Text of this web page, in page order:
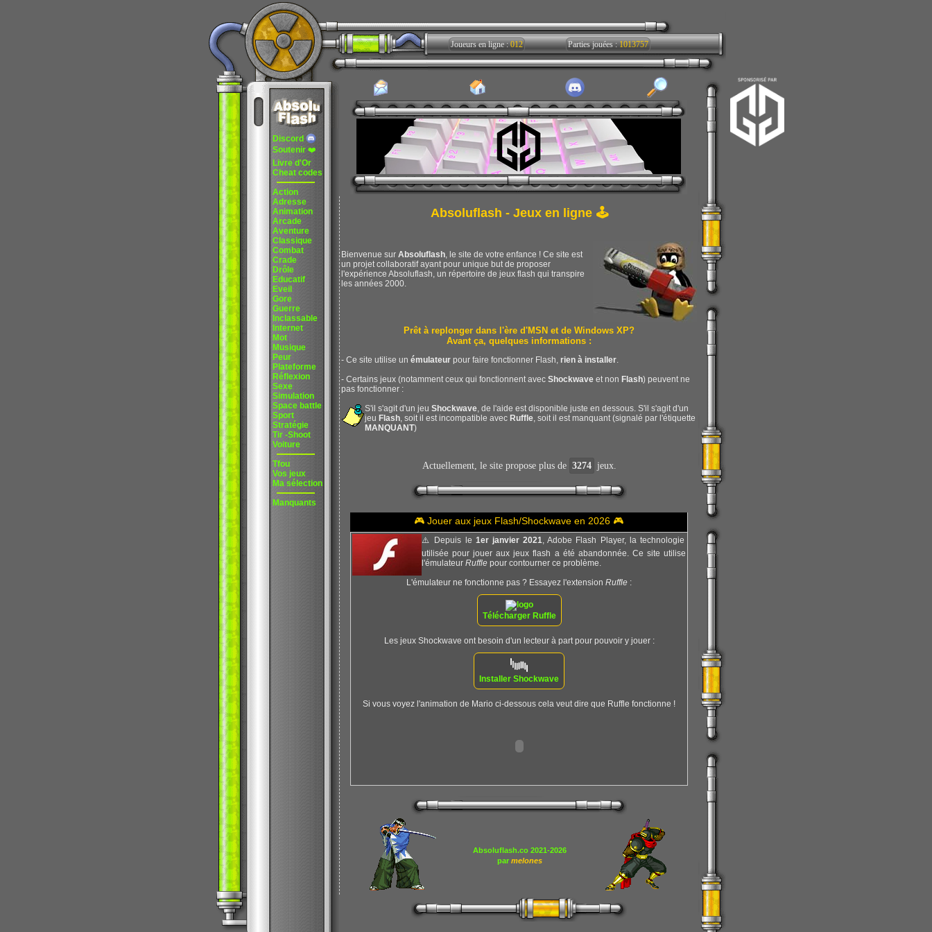
Discord
Soutenir ❤️
Livre d'Or
Cheat codes
Action
Adresse
Animation
Arcade
Aventure
Classique
Combat
Crade
Drôle
Educatif
Eveil
Gore
Guerre
Inclassable
Internet
Mot
Musique
Peur
Plateforme
Réflexion
Sexe
Simulation
Space battle
Sport
Stratégie
Tir -Shoot
Voiture
Tfou
Vos jeux
Ma sélection
Manquants
Joueurs en ligne :012 Parties jouées :1013757
Absoluflash - Jeux en ligne 🕹️
Bienvenue sur Absoluflash , le site de votre enfance ! Ce site est
un projet collaboratif ayant pour unique but de proposer
l'expérience Absoluflash, un répertoire de jeux flash qui transpire
les années 2000.
Prêt à replonger dans l'ère d'MSN et de Windows XP?
Avant ça, quelques informations :
- Ce site utilise un émulateur pour faire fonctionner Flash, rien à installer
- Certains jeux (notamment ceux qui fonctionnent avec Shockwave et non Flash) peuvent ne
pas fonctionner :
S'il s'agit d'un jeu Shockwave , de l'aide est disponible juste en dessous. S'il s'agit d'un
jeu Flash , soit il est incompatible avec Ruffle , soit il est manquant (signalé par l'étiquette
MANQUANT)
Actuellement, le site propose plus de 3274 jeux.
🎮 Jouer aux jeux Flash/Shockwave en 2026 🎮
⚠️ Depuis le 1er janvier 2021 , Adobe Flash Player, la technologie
utilisée pour jouer aux jeux flash a été abandonnée. Ce site utilise
l'émulateur Ruffle pour contourner ce problème.
L'émulateur ne fonctionne pas ? Essayez l'extension Ruffle :
Télécharger Ruffle
Les jeux Shockwave ont besoin d'un lecteur à part pour pouvoir y jouer :
Installer Shockwave
Si vous voyez l'animation de Mario ci-dessous cela veut dire que Ruffle fonctionne !
Absoluflash.co 2021-2026
par melones